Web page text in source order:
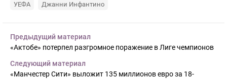
УЕФА Джанни Инфантино
Предыдущий материал
«Актобе» потерпел разгромное поражение в Лиге чемпионов
Следующий материал
«Манчестер Сити» выложит 135 миллионов евро за 18-